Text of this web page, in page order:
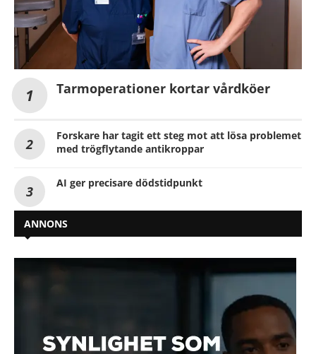
Tarmoperationer kortar vårdköer
Forskare har tagit ett steg mot att lösa problemet
med trögflytande antikroppar
AI ger precisare dödstidpunkt
ANNONS